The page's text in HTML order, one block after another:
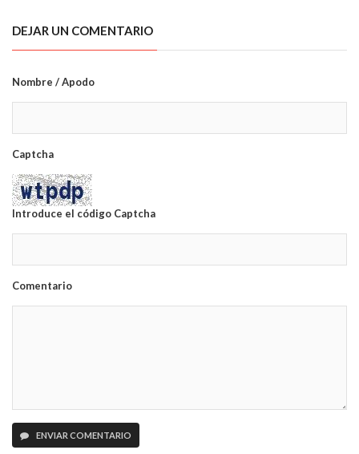
DEJAR UN COMENTARIO
Nombre / Apodo
Captcha
Introduce el código Captcha
Comentario
ENVIAR COMENTARIO